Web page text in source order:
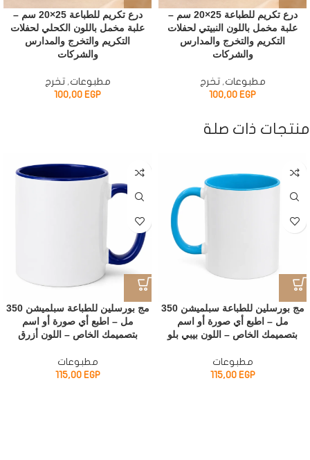
درع تكريم للطباعة 25×20 سم –
علبة مخمل باللون النبيتي لحفلات
التكريم والتخرج والمدارس
والشركات
مطبوعات,تخرج
100,00 EGP
درع تكريم للطباعة 25×20 سم –
علبة مخمل باللون الكحلي لحفلات
التكريم والتخرج والمدارس
والشركات
مطبوعات,تخرج
100,00 EGP
منتجات ذات صلة
مج بورسلين للطباعة سبلميشن 350
مل – اطبع أي صورة أو اسم
بتصميمك الخاص – اللون بيبي بلو
مطبوعات
115,00 EGP
مج بورسلين للطباعة سبلميشن 350
مل – اطبع أي صورة أو اسم
بتصميمك الخاص – اللون أزرق
مطبوعات
115,00 EGP